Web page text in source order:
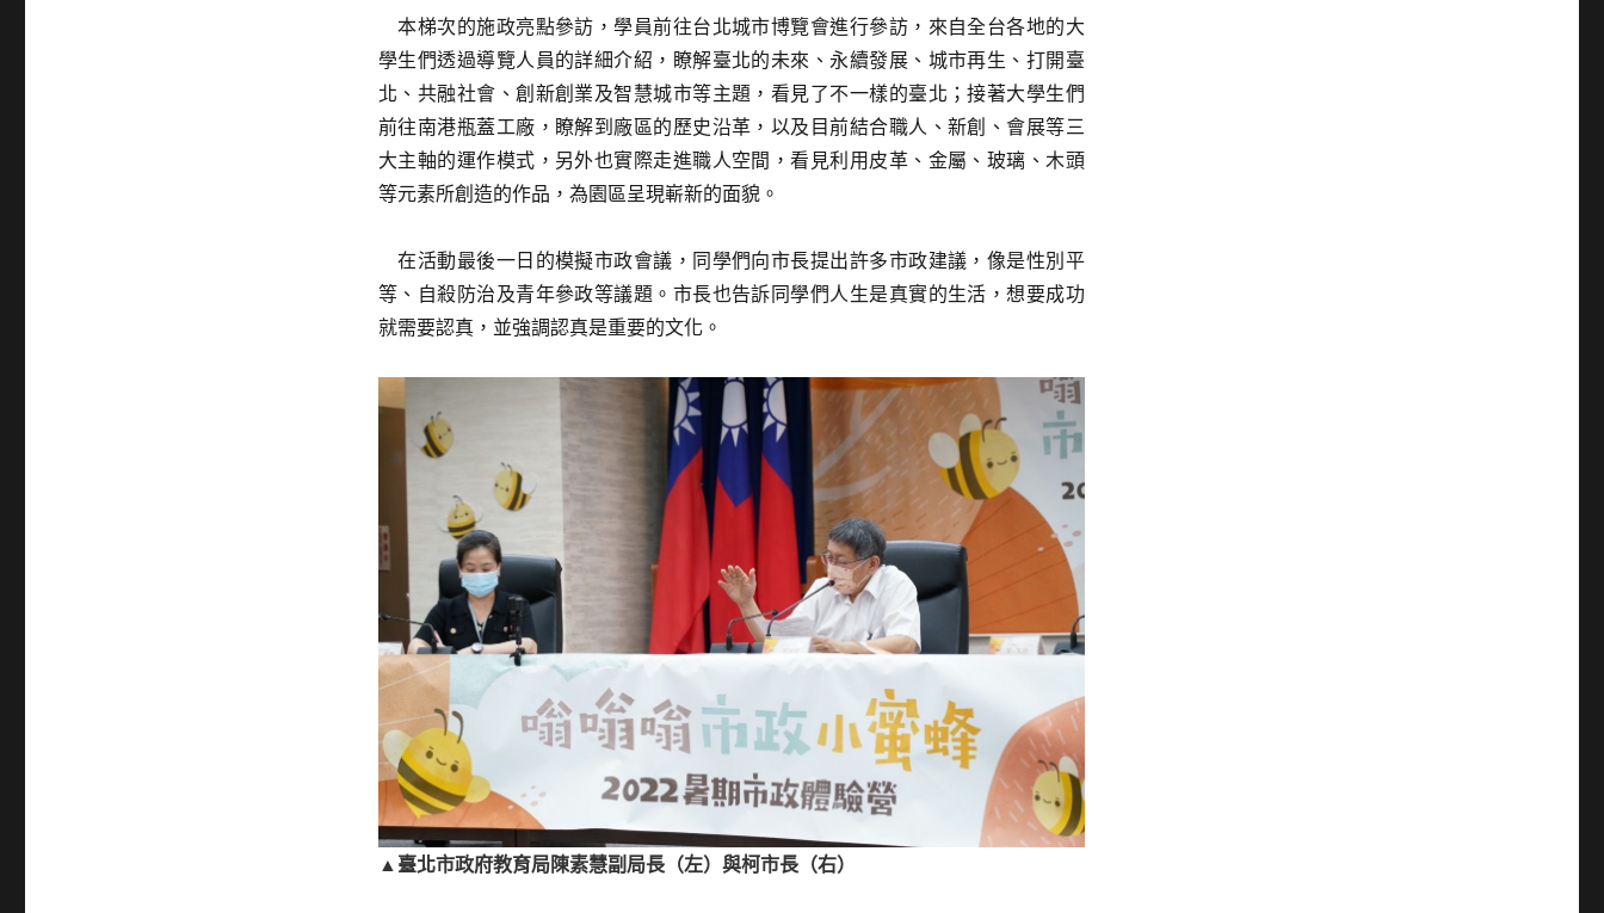
本梯次的施政亮點參訪，學員前往台北城市博覽會進行參訪，來自全台各地的大
學生們透過導覽人員的詳細介紹，瞭解臺北的未來、永續發展、城市再生、打開臺
北、共融社會、創新創業及智慧城市等主題，看見了不一樣的臺北；接著大學生們
前往南港瓶蓋工廠，瞭解到廠區的歷史沿革，以及目前結合職人、新創、會展等三
大主軸的運作模式，另外也實際走進職人空間，看見利用皮革、金屬、玻璃、木頭
等元素所創造的作品，為園區呈現嶄新的面貌。
在活動最後一日的模擬市政會議，同學們向市長提出許多市政建議，像是性別平
等、自殺防治及青年參政等議題。市長也告訴同學們人生是真實的生活，想要成功
就需要認真，並強調認真是重要的文化。
▲臺北市政府教育局陳素慧副局長（左）與柯市長（右）